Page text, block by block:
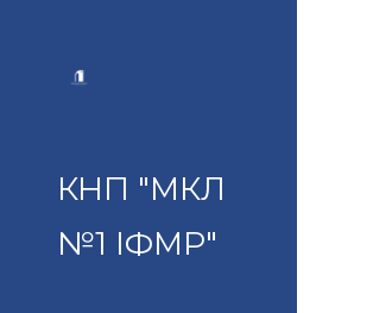
КНП "МКЛ
№1 ІФМР"